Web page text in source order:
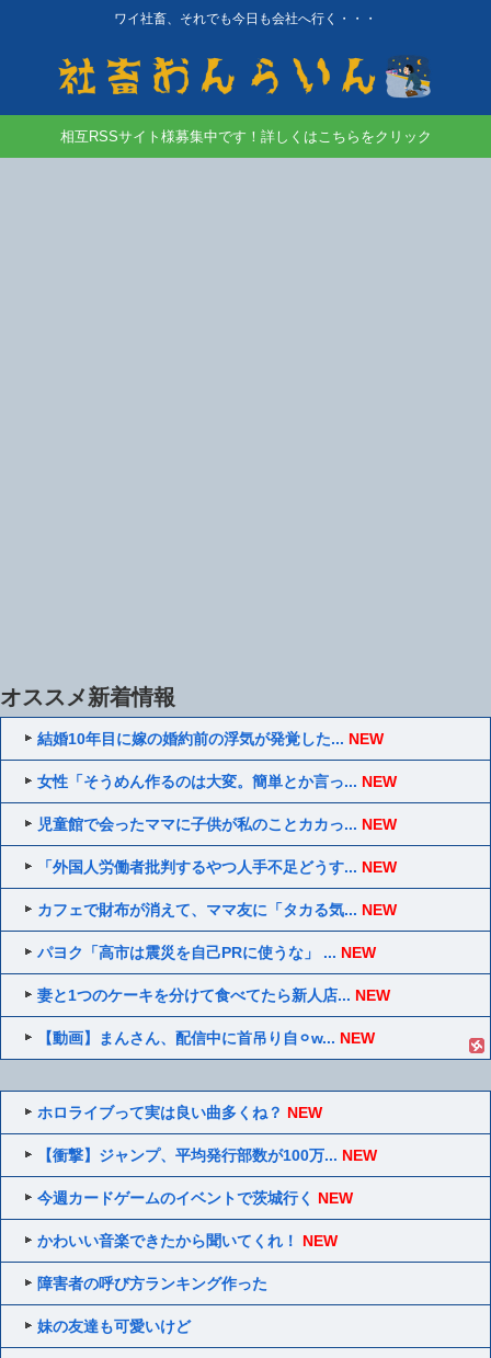
ワイ社畜、それでも今日も会社へ行く・・・
相互RSSサイト様募集中です！詳しくはこちらをクリック
オススメ新着情報
結婚10年目に嫁の婚約前の浮気が発覚した... NEW
女性「そうめん作るのは大変。簡単とか言っ... NEW
児童館で会ったママに子供が私のことカカっ... NEW
「外国人労働者批判するやつ人手不足どうす... NEW
カフェで財布が消えて、ママ友に「タカる気... NEW
パヨク「高市は震災を自己PRに使うな」 ... NEW
妻と1つのケーキを分けて食べてたら新人店... NEW
【動画】まんさん、配信中に首吊り自⚪︎w... NEW
ホロライブって実は良い曲多くね？ NEW
【衝撃】ジャンプ、平均発行部数が100万... NEW
今週カードゲームのイベントで茨城行く NEW
かわいい音楽できたから聞いてくれ！ NEW
障害者の呼び方ランキング作った
妹の友達も可愛いけど